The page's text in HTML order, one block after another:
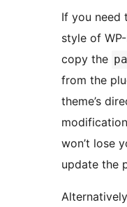
If you need
style of
copy the
from the
theme’s
won’t lose
update the